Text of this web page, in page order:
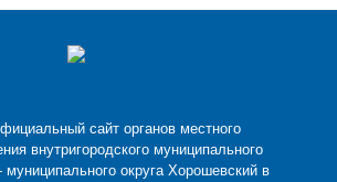
сайт органов местного
внутригородского муниципального
муниципального округа Хорошевский в